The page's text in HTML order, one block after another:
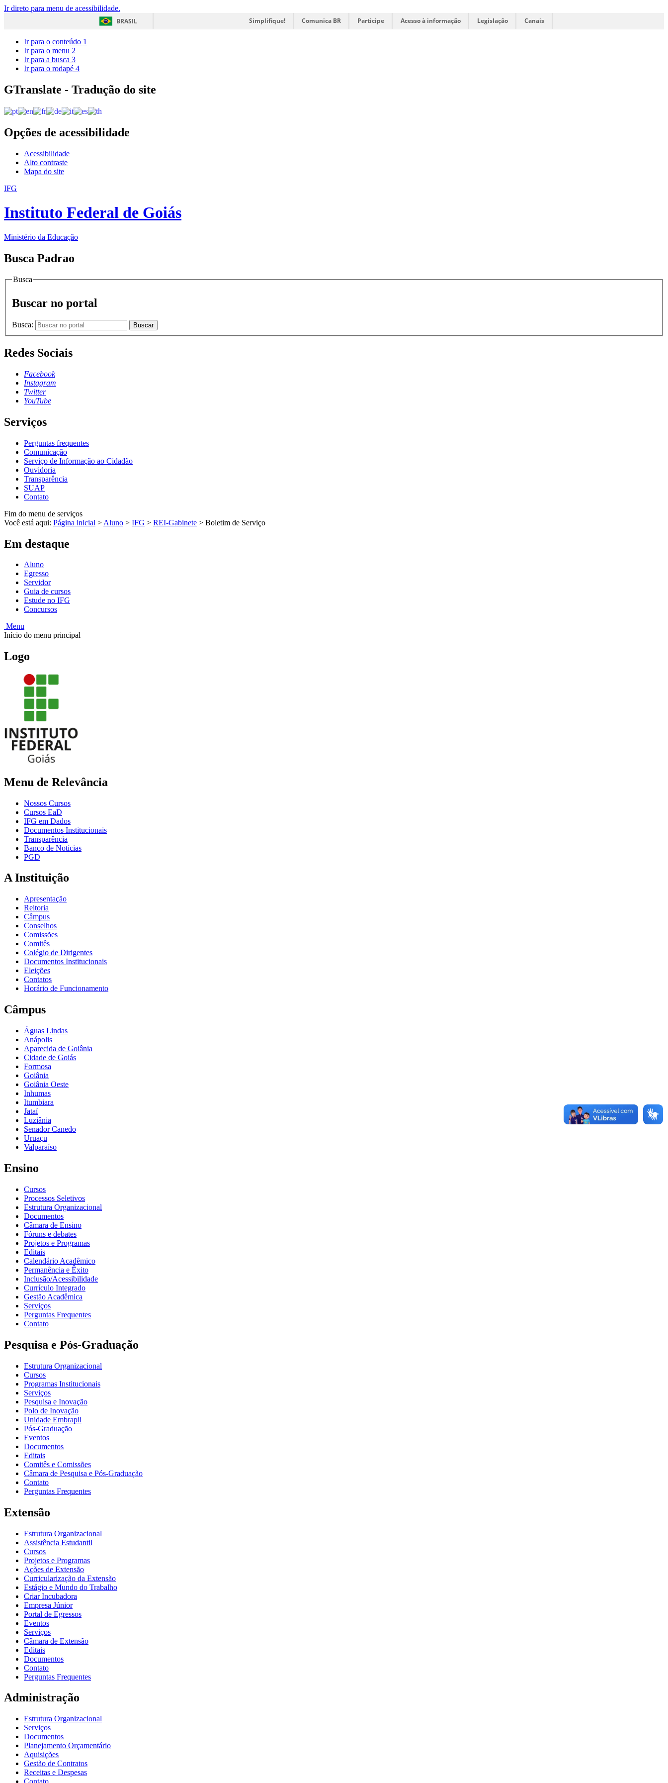
Ir direto para menu de acessibilidade.
BRASIL
Simplifique! Comunica BR Participe Acesso à informação Legislação Canais
Ir para o conteúdo 1
Ir para o menu 2
Ir para a busca 3
Ir para o rodapé 4
GTranslate - Tradução do site
Opções de acessibilidade
Acessibilidade
Alto contraste
Mapa do site
IFG
Instituto Federal de Goiás
Ministério da Educação
Busca Padrao
Busca
Buscar no portal
Busca: Buscar
Redes Sociais
Facebook
Instagram
Twitter
YouTube
Serviços
Perguntas frequentes
Comunicação
Serviço de Informação ao Cidadão
Ouvidoria
Transparência
SUAP
Contato
Fim do menu de serviços
Você está aqui: Página inicial > Aluno > IFG > REI-Gabinete > Boletim de Serviço
Em destaque
Aluno
Egresso
Servidor
Guia de cursos
Estude no IFG
Concursos
Menu
Início do menu principal
Logo
Menu de Relevância
Nossos Cursos
Cursos EaD
IFG em Dados
Documentos Institucionais
Transparência
Banco de Notícias
PGD
A Instituição
Apresentação
Reitoria
Câmpus
Conselhos
Comissões
Comitês
Colégio de Dirigentes
Documentos Institucionais
Eleições
Contatos
Horário de Funcionamento
Câmpus
Águas Lindas
Anápolis
Aparecida de Goiânia
Cidade de Goiás
Formosa
Goiânia
Goiânia Oeste
Inhumas
Itumbiara
Jataí
Luziânia
Senador Canedo
Uruaçu
Valparaíso
Ensino
Cursos
Processos Seletivos
Estrutura Organizacional
Documentos
Câmara de Ensino
Fóruns e debates
Projetos e Programas
Editais
Calendário Acadêmico
Permanência e Êxito
Inclusão/Acessibilidade
Currículo Integrado
Gestão Acadêmica
Serviços
Perguntas Frequentes
Contato
Pesquisa e Pós-Graduação
Estrutura Organizacional
Cursos
Programas Institucionais
Serviços
Pesquisa e Inovação
Polo de Inovação
Unidade Embrapii
Pós-Graduação
Eventos
Documentos
Editais
Comitês e Comissões
Câmara de Pesquisa e Pós-Graduação
Contato
Perguntas Frequentes
Extensão
Estrutura Organizacional
Assistência Estudantil
Cursos
Projetos e Programas
Ações de Extensão
Curricularização da Extensão
Estágio e Mundo do Trabalho
Criar Incubadora
Empresa Júnior
Portal de Egressos
Eventos
Serviços
Câmara de Extensão
Editais
Documentos
Contato
Perguntas Frequentes
Administração
Estrutura Organizacional
Serviços
Documentos
Planejamento Orçamentário
Aquisições
Gestão de Contratos
Receitas e Despesas